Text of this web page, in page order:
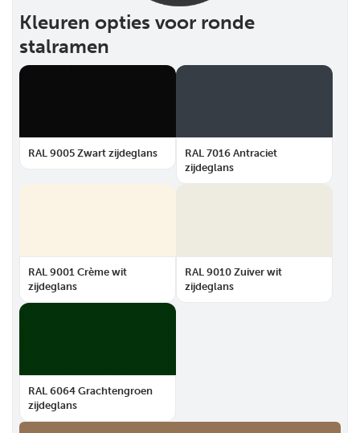
Kleuren opties voor ronde
stalramen
RAL 9005 Zwart zijdeglans
RAL 7016 Antraciet
zijdeglans
RAL 9001 Crème wit
zijdeglans
RAL 9010 Zuiver wit
zijdeglans
RAL 6064 Grachtengroen
zijdeglans